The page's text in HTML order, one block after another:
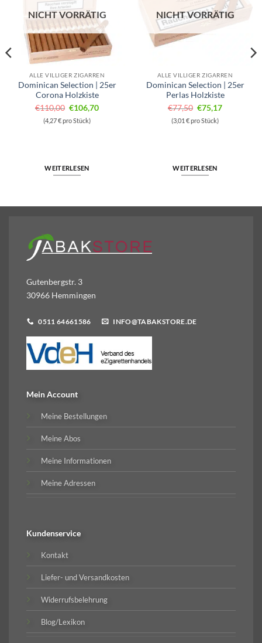
NICHT VORRÄTIG
ALLE VILLIGER ZIGARREN
Dominican Selection | 25er
Corona Holzkiste
€110,00 Ursprünglicher
Preis
€106,70Aktueller
(4,27 € pro Stück)
WEITERLESEN
NICHT VORRÄTIG
ALLE VILLIGER ZIGARREN
Dominican Selection | 25er
Perlas Holzkiste
€77,50 Ursprünglicher
Preis
€75,17Aktueller
(3,01 € pro Stück)
WEITERLESEN
Gutenbergstr. 3
30966 Hemmingen
0511 64661586 INFO@TABAKSTORE.DE
Mein Account
Meine Bestellungen
Meine Abos
Meine Informationen
Meine Adressen
Kundenservice
Kontakt
Liefer- und Versandkosten
Widerrufsbelehrung
Blog/Lexikon